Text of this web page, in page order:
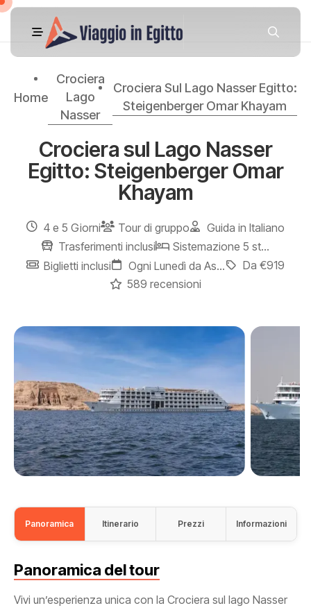
Home
Crociera
Lago
Nasser
Crociera Sul Lago Nasser Egitto:
Steigenberger Omar Khayam
Crociera sul Lago Nasser
Egitto: Steigenberger Omar
Khayam
4 e 5 Giorni Tour di gruppo
Guida in Italiano
Trasferimenti inclusi
Sistemazione 5 stelle
Biglietti inclusi
Ogni Lunedì da Aswan - Ogni Venerdì da Abu Simbel
Da €919
589 recensioni
Panoramica Itinerario Prezzi Informazioni
Panoramica del tour
Vivi un’esperienza unica con la Crociera sul lago Nasser